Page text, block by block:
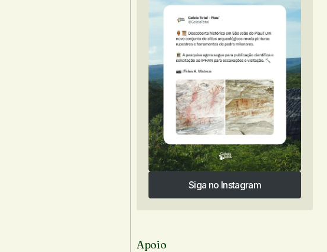
Siga no Instagram
Siga no Instagram
Apoio